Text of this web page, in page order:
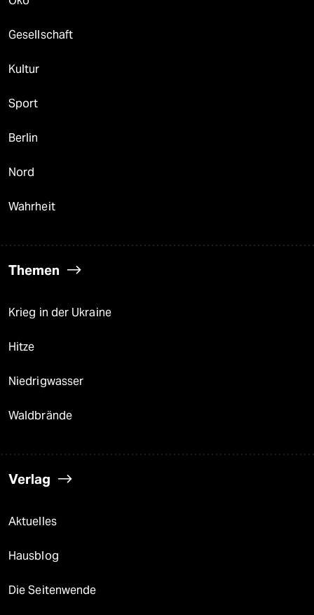
Gesellschaft
Kultur
Sport
Berlin
Nord
Wahrheit
Themen
Krieg in der Ukraine
Hitze
Niedrigwasser
Waldbrände
Verlag
Aktuelles
Hausblog
Die Seitenwende